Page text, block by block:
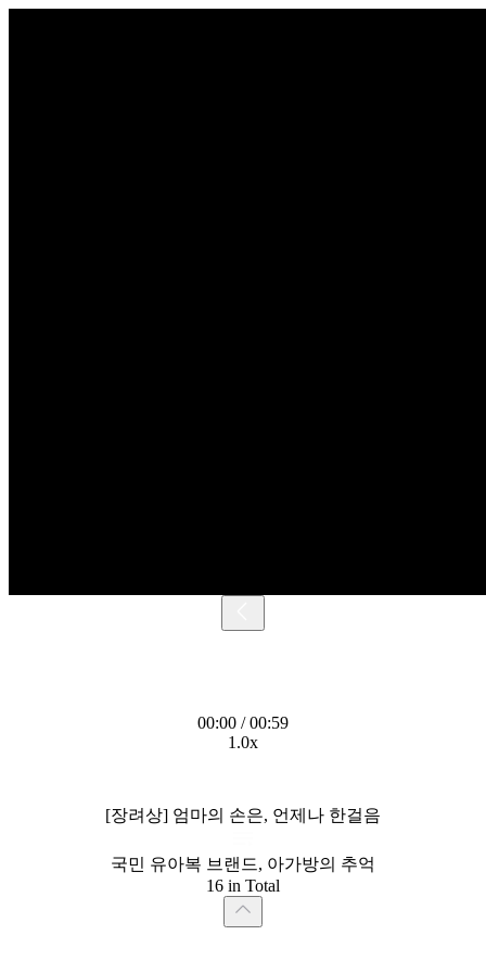
00:00 / 00:59
1.0x
[장려상] 엄마의 손은, 언제나 한걸음
국민 유아복 브랜드, 아가방의 추억
16 in Total